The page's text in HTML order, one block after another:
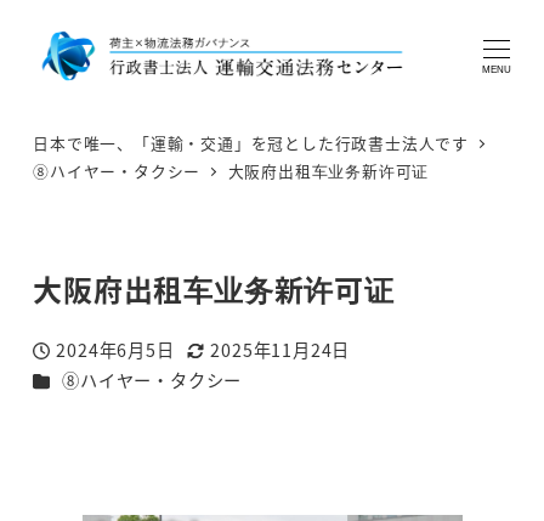
MENU
日本で唯一、「運輸・交通」を冠とした行政書士法人です
⑧ハイヤー・タクシー
大阪府出租车业务新许可证
大阪府出租车业务新许可证
投稿日
2024年6月5日
更新日
2025年11月24日
カテゴリー
⑧ハイヤー・タクシー